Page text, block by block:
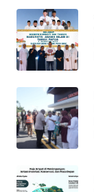
DESA
WISATA
LAPAK
WAHANA
Wahana
Network
LISTRIK